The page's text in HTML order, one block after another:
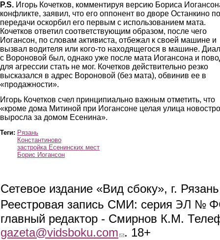
P.S. Игорь Кочетков, комментируя версию Бориса
конфликте, заявил, что его оппонент во дворе Останкино
передачи оскорбил его первым с использованием мата.
Кочетков ответил соответствующим образом, после чего
Иогансон, по словам активиста, отбежал к своей машине и
вызвал водителя или кого-то находящегося в машине.
с Вороновой был, однако уже после мата Иогансона и
для агрессии стать не мог. Кочетков действительно резко
высказался в адрес Вороновой (без мата), обвинив ее в
«продажности».
Игорь Кочетков счел принципиально важным отметить, что
«кроме дома Митиной при Иогансоне целая улица
выросла за домом Есенина».
Теги: Рязань
Константиново
застройка Есенинских мест
Борис Иогансон
Сетевое издание «Вид сбоку», г.
Реестровая запись СМИ: серия ЭЛ №
главный редактор - Смирнов К.М.
gazeta@vidsboku.com (link sends e-mail)
. 18+